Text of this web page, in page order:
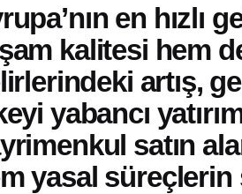
en hızlı
kalitesi hem
artış,
yabancı
satın
yasal süreçlerin